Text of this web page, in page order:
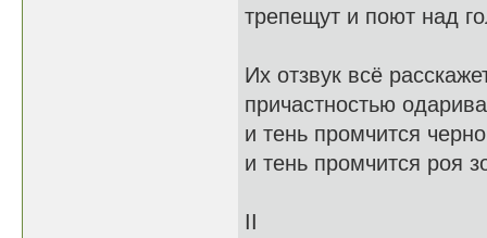
трепещут и поют над
Их отзвук всё
причастностью
и тень промчится
и тень промчится роя
II